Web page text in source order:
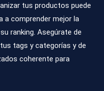
tus productos puede
a comprender mejor la
ranking. Asegúrate de
tags y categorías y de
coherente para